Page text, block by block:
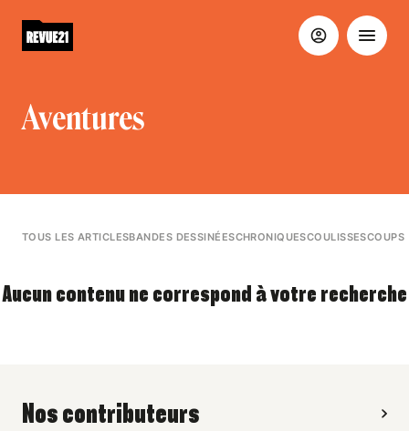
Aventures
TOUS LES ARTICLESBANDES DESSINÉESCHRONIQUESCOULISSESCOUPS
Aucun contenu ne correspond à votre recherche
Nos contributeurs